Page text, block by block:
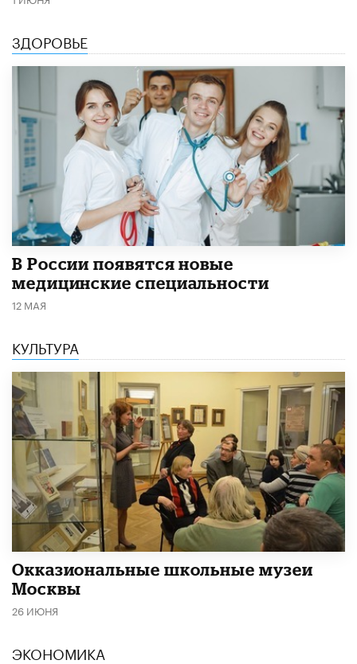
ЗДОРОВЬЕ
В России появятся новые
медицинские специальности
12 МАЯ
КУЛЬТУРА
​Окказиональные школьные музеи
Москвы
26 ИЮНЯ
ЭКОНОМИКА